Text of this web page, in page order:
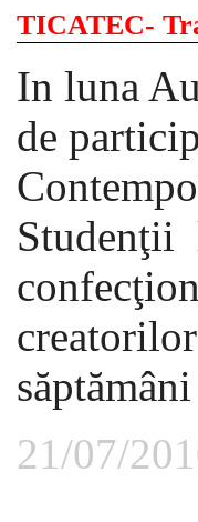
TICATEC-
In luna
de
Studenţii
21/07/